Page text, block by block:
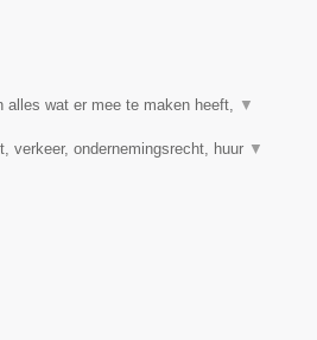
wat er mee te maken heeft, ▼
verkeer, ondernemingsrecht, huur ▼